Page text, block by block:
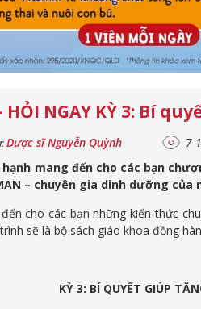
HỎI NGAY KỲ 3: Bí
Dược sĩ Nguyễn Quỳnh
7
mang đến cho các bạn
– chuyên gia dinh dưỡng của
cho các bạn những kiến thức
sẽ là bộ sách giáo khoa đồng
KỲ 3: BÍ QUYẾT GIÚP